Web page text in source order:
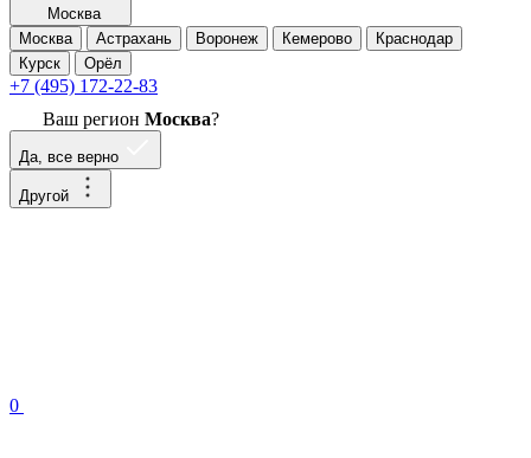
Москва
Москва
Астрахань Воронеж Кемерово
Краснодар
Курск
Орёл
+7 (495) 172-22-83
Ваш регион Москва?
Да, все верно
Другой
0